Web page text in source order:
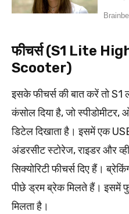
फीचर्स (S1 Lite
Scooter)
इसके फीचर्स की बात करें तो
कंसोल दिया है, जो
डिटेल दिखाता है। इसमें एक
अंडरसीट स्टोरेज, राइडर और
सिक्योरिटी फीचर्स दिए हैं।
पीछे ड्रम ब्रेक मिलते हैं। इसमें
मिलता है।